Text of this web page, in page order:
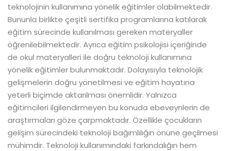
teknolojinin kullanımına yönelik eğitimler olabilmektedir.
Bununla birlikte çeşitli sertifika programlarına katılarak
eğitim sürecinde kullanılması gereken materyaller
öğrenilebilmektedir. Ayrıca eğitim psikolojisi içeriğinde
de okul materyalleri ile doğru teknoloji kullanımına
yönelik eğitimler bulunmaktadır. Dolayısıyla teknolojik
gelişmelerin doğru yönetilmesi ve eğitim hayatına
yeterli biçimde aktarılması önemlidir. Yalnızca
eğitimcileri ilgilendirmeyen bu konuda ebeveynlerin de
araştırmaları göze çarpmaktadır. Özellikle çocukların
gelişim sürecindeki teknoloji bağımlılığın önüne geçilmesi
mühimdir. Teknoloji kullanımındaki farkındalığın hem